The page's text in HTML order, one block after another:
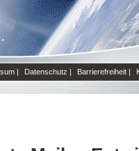
| Datenschutz | Barrierefreiheit |